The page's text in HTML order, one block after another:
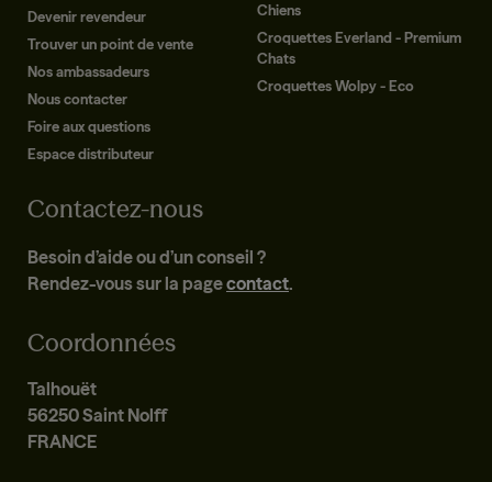
Devenir revendeur
Trouver un point de vente
Nos ambassadeurs
Nous contacter
Foire aux questions
Espace distributeur
Chiens
Croquettes Everland - Premium
Chats
Croquettes Wolpy - Eco
Contactez-nous
Besoin d’aide ou d’un conseil ?
Rendez-vous sur la pagecontact.
Coordonnées
Talhouët
56250 Saint Nolff
FRANCE